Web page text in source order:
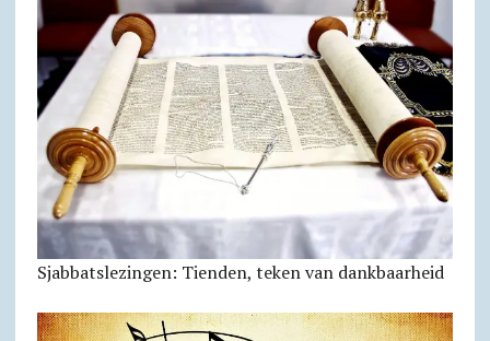
Sjabbats­lezingen: Tienden, teken van dankbaarheid